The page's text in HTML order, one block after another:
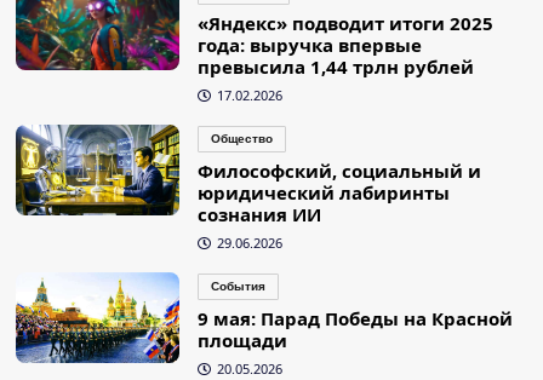
«Яндекс» подводит итоги 2025
года: выручка впервые
превысила 1,44 трлн рублей
17.02.2026
Общество
Философский, социальный и
юридический лабиринты
сознания ИИ
29.06.2026
События
9 мая: Парад Победы на Красной
площади
20.05.2026